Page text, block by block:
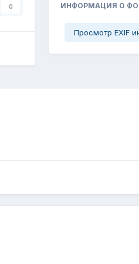
0 ИНФОРМАЦИЯ О
Просмотр EXIF